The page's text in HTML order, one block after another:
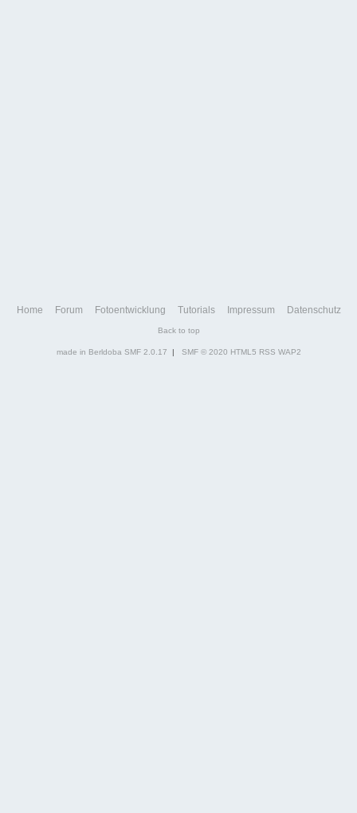
Home Forum Fotoentwicklung Tutorials Impressum Datenschutz
Back to top
made in Berldoba SMF 2.0.17 | SMF © 2020 HTML5 RSS WAP2